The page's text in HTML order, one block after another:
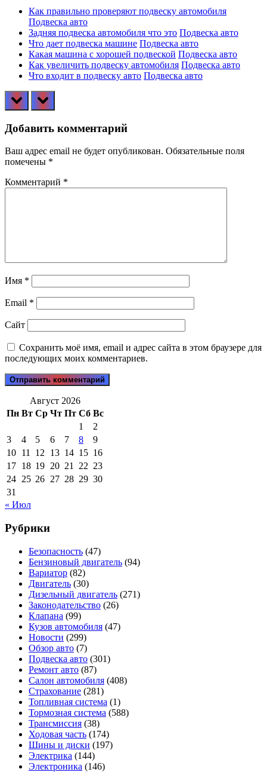
Как правильно проверяют подвеску автомобиля
Подвеска авто
Задняя подвеска автомобиля что это Подвеска авто
Что дает подвеска машине Подвеска авто
Какая машина с хорошей подвеской Подвеска авто
Как увеличить подвеску автомобиля Подвеска авто
Что входит в подвеску авто Подвеска авто
prev next
Добавить комментарий
Ваш адрес email не будет опубликован. Обязательные поля
помечены *
Комментарий *
Имя *
Email *
Сайт
Сохранить моё имя, email и адрес сайта в этом браузере для
последующих моих комментариев.
Август 2026
Пн Вт Ср Чт Пт Сб Вс
1
2
3
4 5 6 7 8
9
10 11 12 13 14 15 16
17 18 19 20 21 22 23
24 25 26 27 28 29 30
31
« Июл
Рубрики
Безопасность (47)
Бензиновый двигатель (94)
Вариатор (82)
Двигатель (30)
Дизельный двигатель (271)
Законодательство (26)
Клапана (99)
Кузов автомобиля (47)
Новости (299)
Обзор авто (7)
Подвеска авто (301)
Ремонт авто (87)
Салон автомобиля (408)
Страхование (281)
Топливная система (1)
Тормозная система (588)
Трансмиссия (38)
Ходовая часть (174)
Шины и диски (197)
Электрика (144)
Электроника (146)